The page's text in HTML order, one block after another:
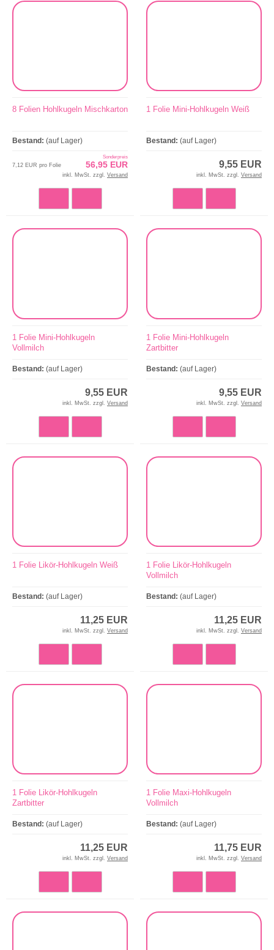
8 Folien Hohlkugeln Mischkarton
Bestand: (auf Lager)
Sonderpreis
56,95 EUR
7,12 EUR pro Folie
inkl. MwSt. zzgl. Versand
1 Folie Mini-Hohlkugeln Weiß
Bestand: (auf Lager)
9,55 EUR
inkl. MwSt. zzgl. Versand
1 Folie Mini-Hohlkugeln
Vollmilch
Bestand: (auf Lager)
9,55 EUR
inkl. MwSt. zzgl. Versand
1 Folie Mini-Hohlkugeln
Zartbitter
Bestand: (auf Lager)
9,55 EUR
inkl. MwSt. zzgl. Versand
1 Folie Likör-Hohlkugeln Weiß
Bestand: (auf Lager)
11,25 EUR
inkl. MwSt. zzgl. Versand
1 Folie Likör-Hohlkugeln
Vollmilch
Bestand: (auf Lager)
11,25 EUR
inkl. MwSt. zzgl. Versand
1 Folie Likör-Hohlkugeln
Zartbitter
Bestand: (auf Lager)
11,25 EUR
inkl. MwSt. zzgl. Versand
1 Folie Maxi-Hohlkugeln
Vollmilch
Bestand: (auf Lager)
11,75 EUR
inkl. MwSt. zzgl. Versand